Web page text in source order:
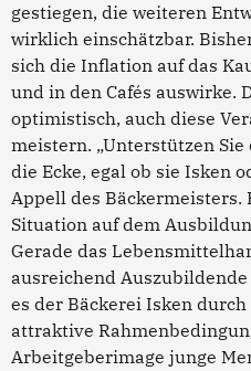
gestiegen, die weiteren
wirklich einschätzbar.
sich die Inflation auf das
und in den Cafés auswirke.
optimistisch, auch diese
meistern. „Unterstützen
die Ecke, egal ob sie Isken
Appell des Bäckermeisters.
Situation auf dem
Gerade das
ausreichend
es der Bäckerei Isken
attraktive
Arbeitgeberimage junge